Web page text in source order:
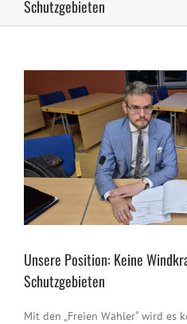
Schutzgebieten
Unsere Position: Keine
Schutzgebieten
Mit den „Freien Wähler“ wird es